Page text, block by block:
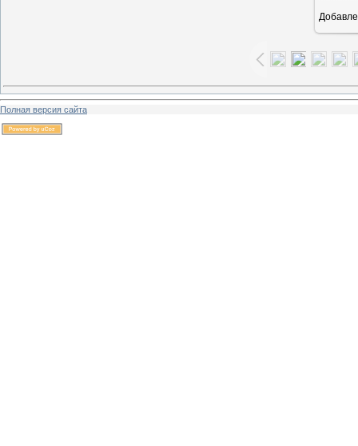
Полная версия сайта